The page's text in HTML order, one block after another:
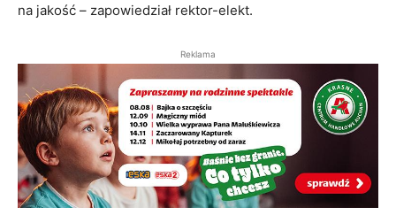
na jakość – zapowiedział rektor-elekt.
Reklama